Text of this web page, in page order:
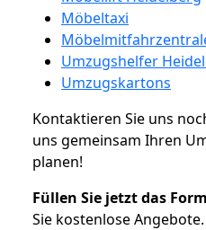
Möbeltaxi
Umzugshelfer
Umzugskartons
Kontaktieren Sie uns
uns gemeinsam Ihren
planen!
Füllen Sie jetzt das
Sie kostenlose Angebote.